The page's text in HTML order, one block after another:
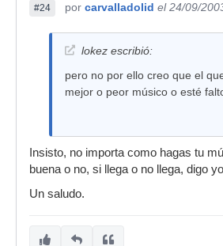
#24 por carvalladolid el 24/09/
lokez escribió:
pero no por ello creo que el
mejor o peor músico o esté
Insisto, no importa como hagas tu
buena o no, si llega o no llega, digo
Un saludo.